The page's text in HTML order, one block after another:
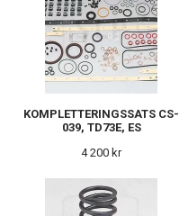
KOMPLETTERINGSSATS CS-
039, TD73E, ES
4 200 kr